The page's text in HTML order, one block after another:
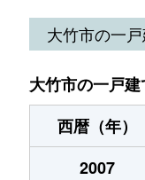
西栄
南栄
油見
大竹市の一
大竹市の一戸
西暦（年）
2007